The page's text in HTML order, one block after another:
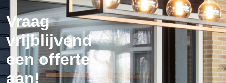
Vraag
vrijblijvend
een offerte
aan!